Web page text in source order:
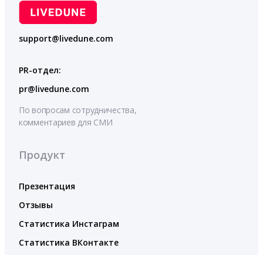
support@livedune.com
PR-отдел:
pr@livedune.com
По вопросам сотрудничества,
комментариев для СМИ
Продукт
Презентация
Отзывы
Статистика Инстаграм
Статистика ВКонтакте